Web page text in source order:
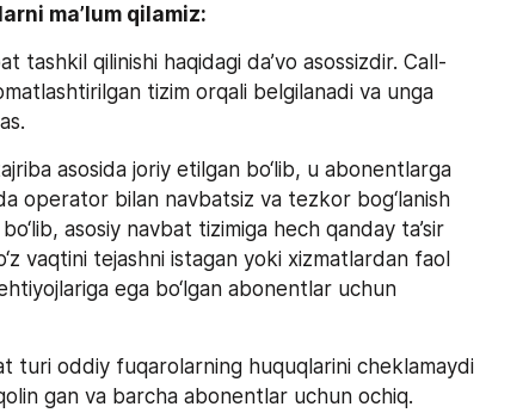
ma’lum qilamiz:
tashkil qilinishi haqidagi da’vo asossizdir. Call-
tizim orqali belgilanadi va unga
asosida joriy etilgan bo‘lib, u abonentlarga
operator bilan navbatsiz va tezkor bog‘lanish
asosiy navbat tizimiga hech qanday ta’sir
vaqtini tejashni istagan yoki xizmatlardan faol
ega bo‘lgan abonentlar uchun
turi oddiy fuqarolarning huquqlarini cheklamaydi
gan va barcha abonentlar uchun ochiq.